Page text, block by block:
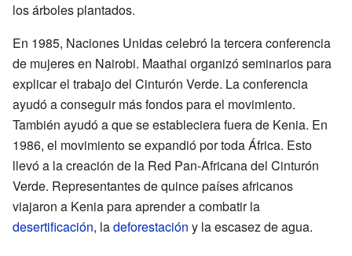
los árboles plantados.
En 1985, Naciones Unidas celebró la tercera conferencia
de mujeres en Nairobi. Maathai organizó seminarios para
explicar el trabajo del Cinturón Verde. La conferencia
ayudó a conseguir más fondos para el movimiento.
También ayudó a que se estableciera fuera de Kenia. En
1986, el movimiento se expandió por toda África. Esto
llevó a la creación de la Red Pan-Africana del Cinturón
Verde. Representantes de quince países africanos
viajaron a Kenia para aprender a combatir la
desertificación, ladeforestación y la escasez de agua.